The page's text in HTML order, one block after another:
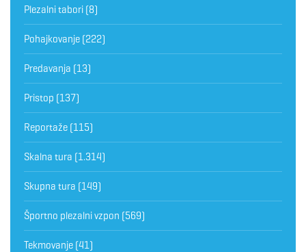
Plezalni tabori (8)
Pohajkovanje (222)
Predavanja (13)
Pristop (137)
Reportaže (115)
Skalna tura (1.314)
Skupna tura (149)
Športno plezalni vzpon (569)
Tekmovanje (41)